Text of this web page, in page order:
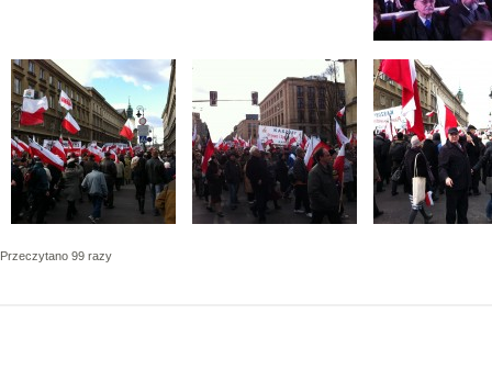
Przeczytano 99 razy